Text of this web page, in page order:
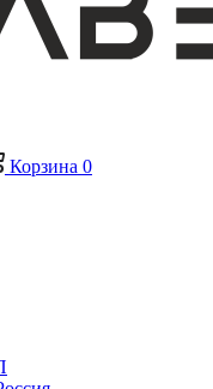
Корзина 0